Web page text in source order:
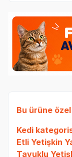
Bu ürüne
Kedi
Etli Yetişkin
Tavuklu